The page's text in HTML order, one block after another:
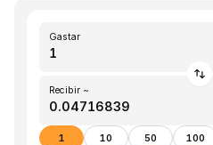
Gastar
Recibir ~
1 10 50 100